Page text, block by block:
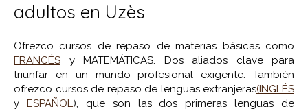
adultos en Uzès
Ofrezco cursos de repaso de materias básicas como
FRANCÉS y MATEMÁTICAS. Dos aliados clave para
triunfar en un mundo profesional exigente. También
ofrezco cursos de repaso de lenguas extranjeras(INGLÉS
y ESPAÑOL), que son las dos primeras lenguas de